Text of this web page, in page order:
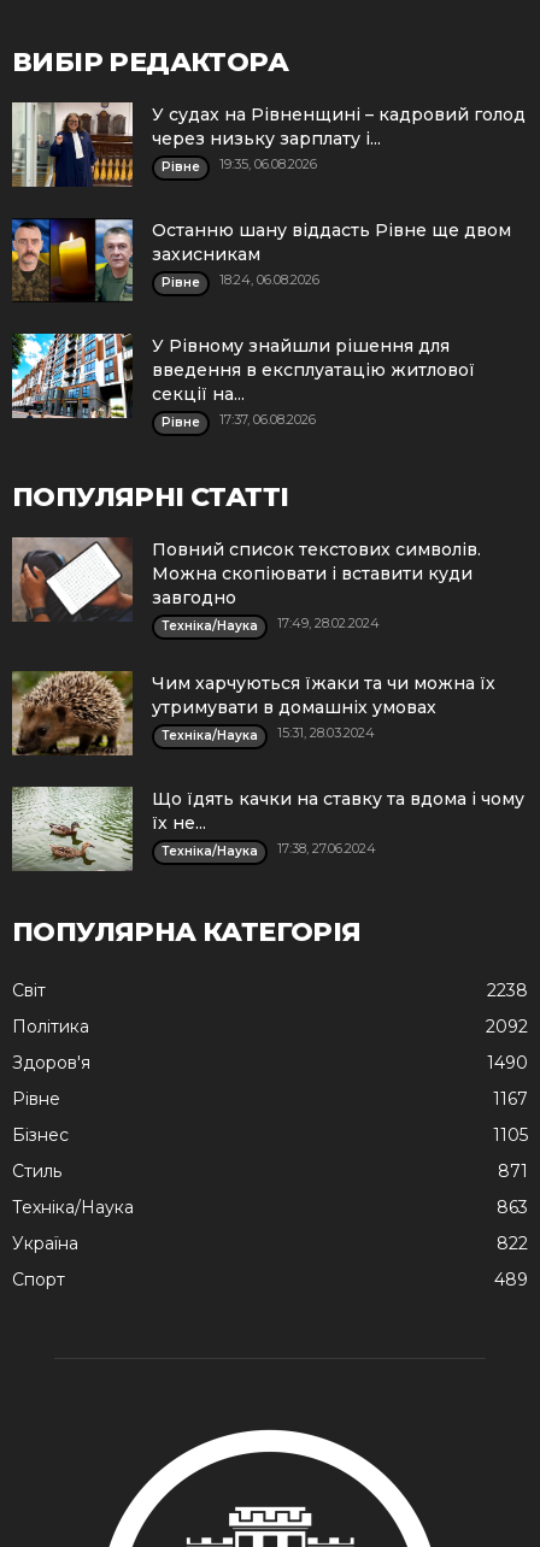
ВИБІР РЕДАКТОРА
У судах на Рівненщині – кадровий голод
через низьку зарплату і...
Рівне 19:35, 06.08.2026
Останню шану віддасть Рівне ще двом
захисникам
Рівне 18:24, 06.08.2026
У Рівному знайшли рішення для
введення в експлуатацію житлової
секції на...
Рівне 17:37, 06.08.2026
ПОПУЛЯРНІ СТАТТІ
Повний список текстових символів.
Можна скопіювати і вставити куди
завгодно
Техніка/Наука 17:49, 28.02.2024
Чим харчуються їжаки та чи можна їх
утримувати в домашніх умовах
Техніка/Наука 15:31, 28.03.2024
Що їдять качки на ставку та вдома і чому
їх не...
Техніка/Наука 17:38, 27.06.2024
ПОПУЛЯРНА КАТЕГОРІЯ
Cвіт
2238
Політика
2092
Здоров'я
1490
Рівне
1167
Бізнес
1105
Стиль
871
Техніка/Наука
863
Україна
822
Спорт
489